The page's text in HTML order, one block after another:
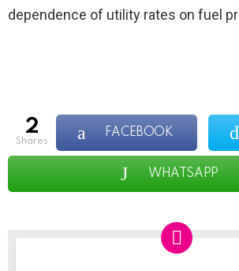
dependence of utility rates on fuel
2
shares
FACEBOOK
WHATSAPP